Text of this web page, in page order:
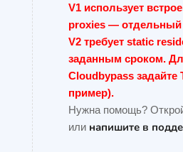
V1 использует
proxies — отдельный
V2 требует static
заданным сроком.
Cloudbypass задайте
пример).
Нужна помощь?
или напишите в